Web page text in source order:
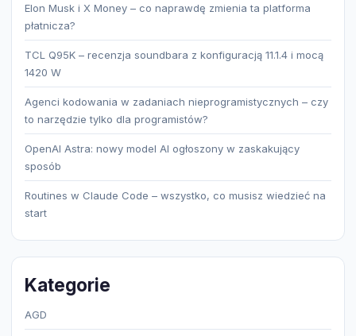
Elon Musk i X Money – co naprawdę zmienia ta platforma
płatnicza?
TCL Q95K – recenzja soundbara z konfiguracją 11.1.4 i mocą
1420 W
Agenci kodowania w zadaniach nieprogramistycznych – czy
to narzędzie tylko dla programistów?
OpenAI Astra: nowy model AI ogłoszony w zaskakujący
sposób
Routines w Claude Code – wszystko, co musisz wiedzieć na
start
Kategorie
AGD